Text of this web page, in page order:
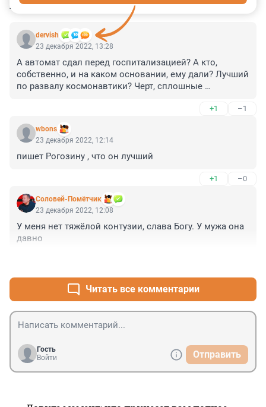
КОММЕНТАРИИ 14
dervish
23 декабря 2022, 13:28
А автомат сдал перед госпитализацией? А кто,
собственно, и на каком основании, ему дали? Лучший
по развалу космонавтики? Черт, сплошные
назначению туда очередного ефективного манагера
(Борисова), своеобразный отстойник . Я худею.
+1 –1
wbons
23 декабря 2022, 12:14
пишет Рогозину , что он лучший
+1 –0
Соловей-Помётчик
23 декабря 2022, 12:08
У меня нет тяжёлой контузии, слава Богу. У мужа она
давно
Читать все комментарии
Гость
Войти
Отправить